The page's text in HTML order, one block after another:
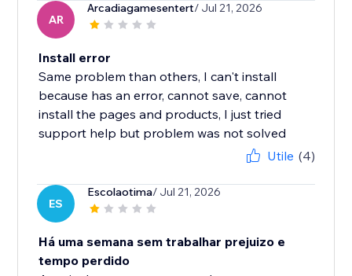
AR
Arcadiagamesentert/ Jul 21, 2026
Install error
Same problem than others, I can't install
because has an error, cannot save, cannot
install the pages and products, I just tried
support help but problem was not solved
Utile (4)
ES
Escolaotima/ Jul 21, 2026
Há uma semana sem trabalhar prejuizo e
tempo perdido